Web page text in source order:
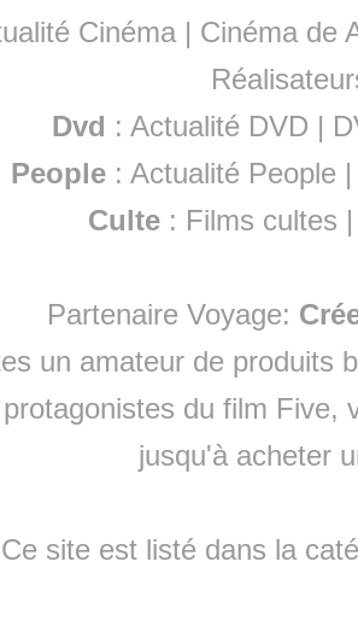
Cinéma | Cinéma de
Dvd : Actualité DVD |
People :Actualité People
Culte : Films cultes
Partenaire Voyage:
un amateur de produits
du film Five,
jusqu'à acheter
Ce site est listé dans la